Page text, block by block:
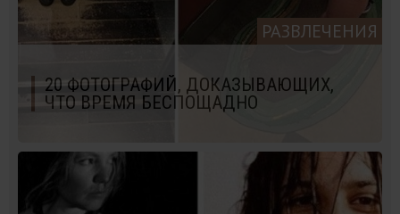
РАЗВЛЕЧЕНИЯ
20 ФОТОГРАФИЙ, ДОКАЗЫВАЮЩИХ,
ЧТО ВРЕМЯ БЕСПОЩАДНО